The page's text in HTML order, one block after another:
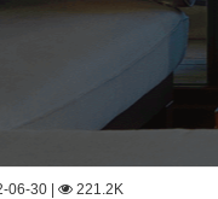
06-30 | 221.2K